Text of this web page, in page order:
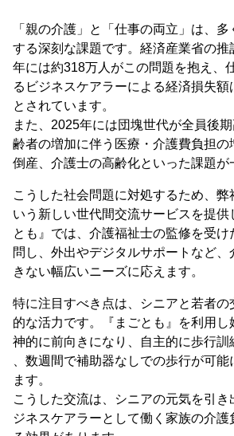
「親の介護」と「仕事の両立」は、
する深刻な課題です。経済産業省の推
年には約318万人がこの問題を抱え、
るビジネスケアラーによる経済損失額
とされています。
また、2025年には団塊世代が全員後
齢者の増加に伴う医療・介護費負担の
倒産、介護士の高齢化といった課題が
こうした社会問題に対処するため、弊
いう新しい世代間交流サービスを提
とも』では、介護福祉士の監修を受
問し、外出やデジタルサポートなど
きない幅広いニーズに応えます。
特に注目すべき点は、シニアと若者の
的な活力です。『まごとも』を利用
神的に前向きになり、自主的に歩行訓
、数週間で補助器なしでの歩行が可
ます。
こうした交流は、シニアの元気を引
ジネスケアラーとして働く家族の介